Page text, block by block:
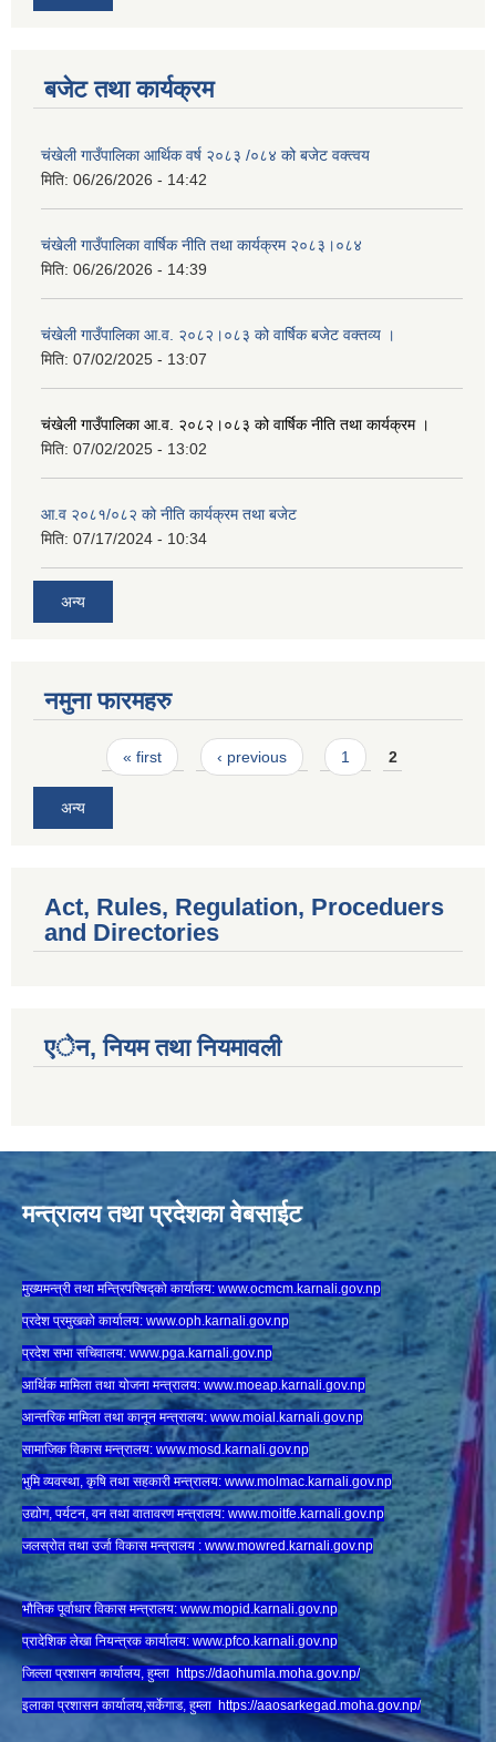
बजेट तथा कार्यक्रम
चंखेली गाउँपालिका आर्थिक वर्ष २०८३ /०८४ को बजेट वक्त्वय
मिति: 06/26/2026 - 14:42
चंखेली गाउँपालिका वार्षिक नीति तथा कार्यक्रम २०८३।०८४
मिति: 06/26/2026 - 14:39
चंखेली गाउँपालिका आ.व. २०८२।०८३ को वार्षिक बजेट वक्तव्य ।
मिति: 07/02/2025 - 13:07
चंखेली गाउँपालिका आ.व. २०८२।०८३ को वार्षिक नीति तथा कार्यक्रम ।
मिति: 07/02/2025 - 13:02
आ.व २०८१/०८२ को नीति कार्यक्रम तथा बजेट
मिति: 07/17/2024 - 10:34
अन्य
नमुना फारमहरु
Pages« first ‹ previous 1 2
अन्य
Act, Rules, Regulation, Proceduers
and Directories
एेन, नियम तथा नियमावली
मन्त्रालय तथा प्रदेशका वेबसाईट
मुख्यमन्त्री तथा मन्त्रिपरिषद्को कार्यालय: www.ocmcm.karnali.gov.np
प्रदेश प्रमुखको कार्यालय: www.oph.karnali.gov.np
प्रदेश सभा सचिवालय: www.pga.karnali.gov.np
आर्थिक मामिला तथा योजना मन्त्रालय: www.moeap.karnali.gov.np
आन्तरिक मामिला तथा कानून मन्त्रालय: www.moial.karnali.gov.np
सामाजिक विकास मन्त्रालय: www.mosd.karnali.gov.np
भुमि व्यवस्था, कृषि तथा सहकारी मन्त्रालय: www.molmac.karnali.gov.np
उद्योग, पर्यटन, वन तथा वातावरण मन्त्रालय: www.moitfe.karnali.gov.np
जलस्रोत तथा उर्जा विकास मन्त्रालय : www.mowred.karnali.gov.np
भौतिक पूर्वाधार विकास मन्त्रालय: www.mopid.karnali.gov.np
प्रादेशिक लेखा नियन्त्रक कार्यालय: www.pfco.karnali.gov.np
जिल्ला प्रशासन कार्यालय, हुम्ला https://daohumla.moha.gov.np/
इलाका प्रशासन कार्यालय,सर्केगाड, हुम्ला https://aaosarkegad.moha.gov.np/